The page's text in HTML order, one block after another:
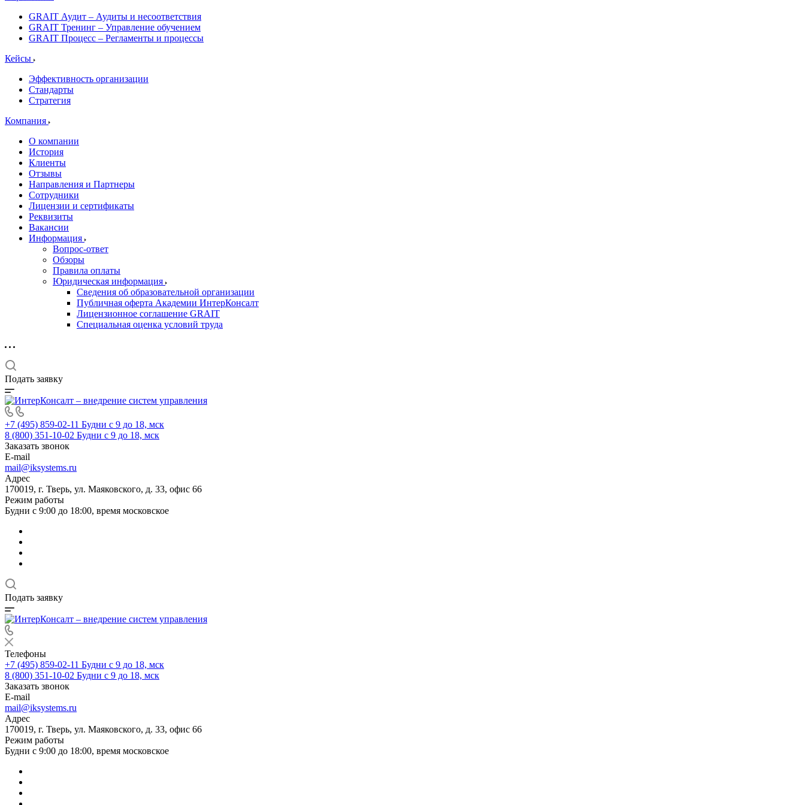
GRAIT Аудит – Аудиты и несоответствия
GRAIT Тренинг – Управление обучением
GRAIT Процесс – Регламенты и процессы
Кейсы
Эффективность организации
Стандарты
Стратегия
Компания
О компании
История
Клиенты
Отзывы
Направления и Партнеры
Сотрудники
Лицензии и сертификаты
Реквизиты
Вакансии
Информация
Вопрос-ответ
Обзоры
Правила оплаты
Юридическая информация
Сведения об образовательной организации
Публичная оферта Академии ИнтерКонсалт
Лицензионное соглашение GRAIT
Специальная оценка условий труда
Подать заявку
+7 (495) 859-02-11 Будни с 9 до 18, мск
8 (800) 351-10-02 Будни с 9 до 18, мск
Заказать звонок
E-mail
mail@iksystems.ru
Адрес
170019, г. Тверь, ул. Маяковского, д. 33, офис 66
Режим работы
Будни с 9:00 до 18:00, время московское
Подать заявку
Телефоны
+7 (495) 859-02-11 Будни с 9 до 18, мск
8 (800) 351-10-02 Будни с 9 до 18, мск
Заказать звонок
E-mail
mail@iksystems.ru
Адрес
170019, г. Тверь, ул. Маяковского, д. 33, офис 66
Режим работы
Будни с 9:00 до 18:00, время московское